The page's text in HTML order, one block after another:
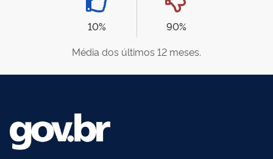
10%
90%
Média dos últimos 12 meses.